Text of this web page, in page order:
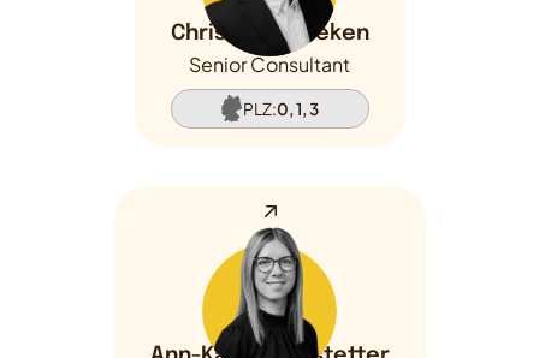
Christian Beneken
Senior Consultant
PLZ:0, 1, 3